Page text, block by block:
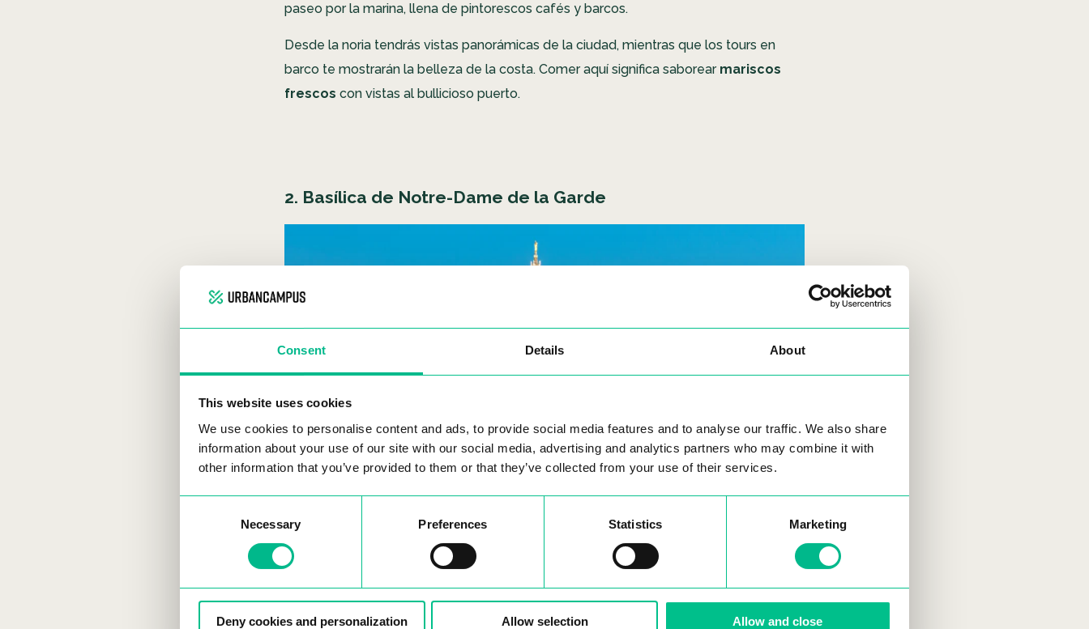
Consent Details About
This website uses cookies
We use cookies to personalise content and ads, to provide social media features and to analyse our traffic. We also share
information about your use of our site with our social media, advertising and analytics partners who may combine it with
other information that you’ve provided to them or that they’ve collected from your use of their services.
Necessary Preferences Statistics Marketing
Deny cookies and personalization Allow selection Allow and close
paseo por la marina, llena de pintorescos cafés y barcos.
Desde la noria tendrás vistas panorámicas de la ciudad, mientras que los tours en
barco te mostrarán la belleza de la costa. Comer aquí significa saborear mariscos
frescos con vistas al bullicioso puerto.
2. Basílica de Notre-Dame de la Garde